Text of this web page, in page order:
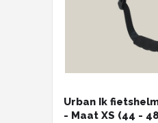
Urban Ik
- Maat XS (44 -